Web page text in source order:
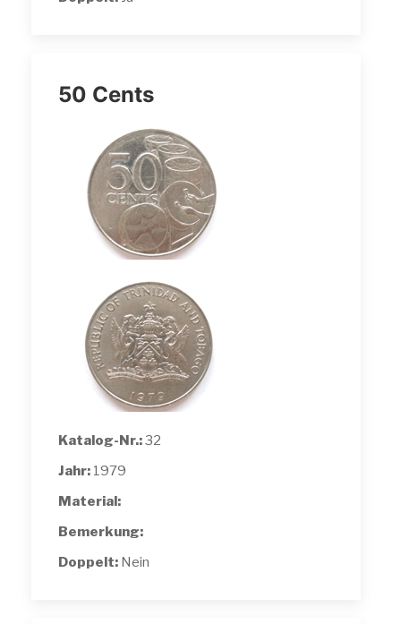
50 Cents
Katalog-Nr.:32
Jahr: 1979
Material:
Bemerkung:
Doppelt: Nein